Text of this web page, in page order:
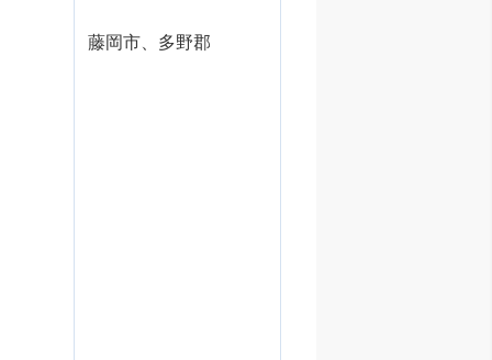
藤岡市、多野郡